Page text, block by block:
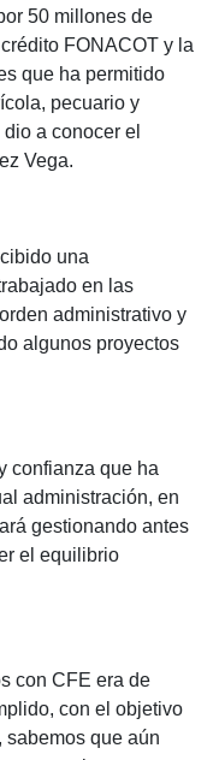
50 millones de
FONACOT y la
que ha permitido
pecuario y
a conocer el
Vega.
una
en las
administrativo y
algunos proyectos
confianza que ha
administración, en
gestionando antes
el equilibrio
con CFE era de
con el objetivo
que aún